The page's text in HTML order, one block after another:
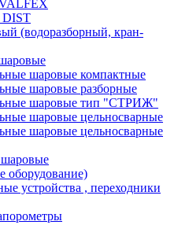
VALFEX
DIST
(водоразборный, кран-
шаровые компактные
шаровые разборные
шаровые тип "СТРИЖ"
шаровые цельносварные
шаровые цельносварные
устройства , переходники